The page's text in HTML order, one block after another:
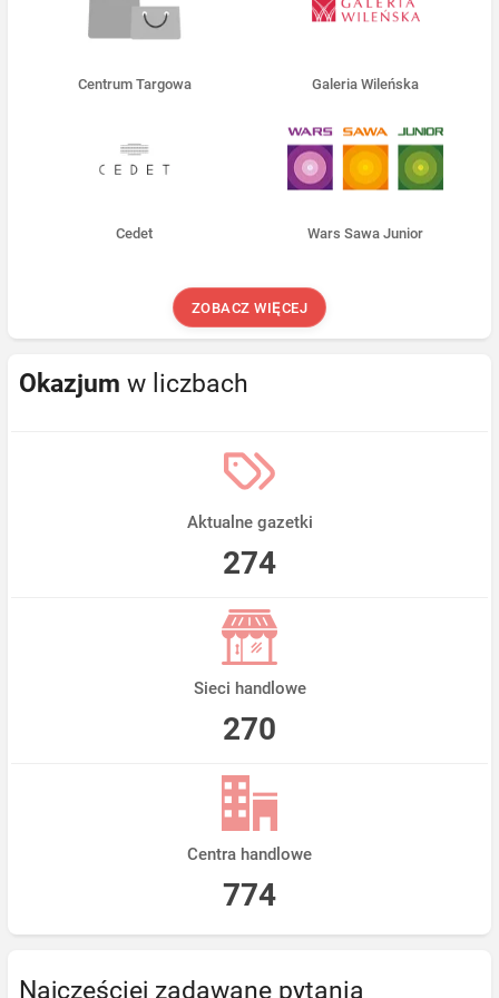
Centrum Targowa Galeria Wileńska
Cedet Wars Sawa Junior
ZOBACZ WIĘCEJ
Okazjum w liczbach
Aktualne gazetki
274
Sieci handlowe
270
Centra handlowe
774
Najczęściej zadawane pytania